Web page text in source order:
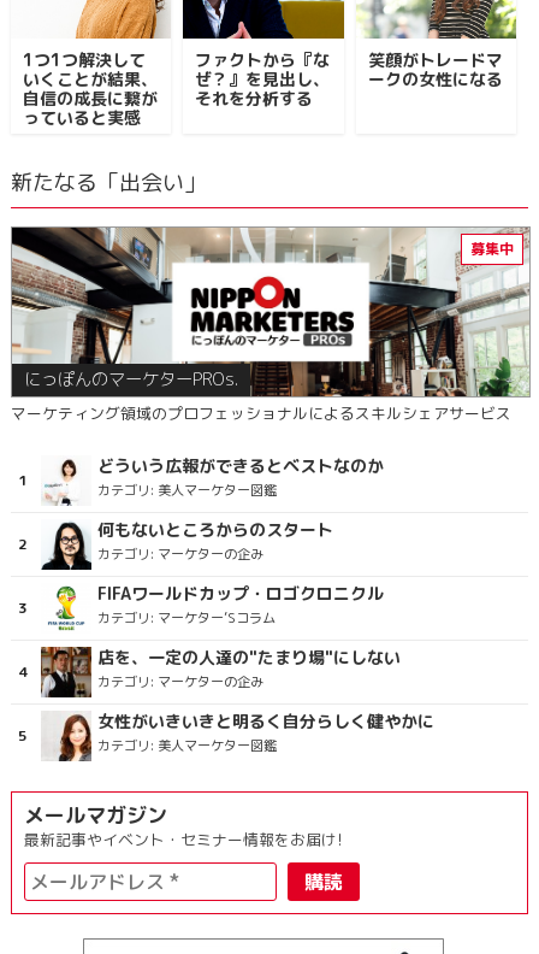
1つ1つ解決して
いくことが結果、
自信の成長に繋が
っていると実感
ファクトから『な
ぜ？』を見出し、
それを分析する
笑顔がトレードマ
ークの女性になる
新たなる「出会い」
にっぽんのマーケターPROs.
マーケティング領域のプロフェッショナルによるスキルシェアサービス
どういう広報ができるとベストなのか
カテゴリ: 美人マーケター図鑑
何もないところからのスタート
カテゴリ: マーケターの企み
FIFAワールドカップ・ロゴクロニクル
カテゴリ: マーケター’Sコラム
店を、一定の人達の"たまり場"にしない
カテゴリ: マーケターの企み
女性がいきいきと明るく自分らしく健やかに
カテゴリ: 美人マーケター図鑑
メールマガジン
最新記事やイベント・セミナー情報をお届け!